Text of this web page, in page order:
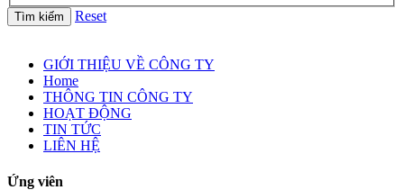
Tìm kiếm Reset
GIỚI THIỆU VỀ CÔNG TY
Home
THÔNG TIN CÔNG TY
HOẠT ĐỘNG
TIN TỨC
LIÊN HỆ
Ứng viên